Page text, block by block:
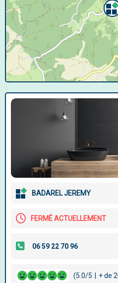
BADAREL JEREMY
FERMÉ ACTUELLEMENT
(5.0/5 + de